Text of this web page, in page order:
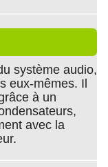
système audio,
eux-mêmes. Il
à un
avec la